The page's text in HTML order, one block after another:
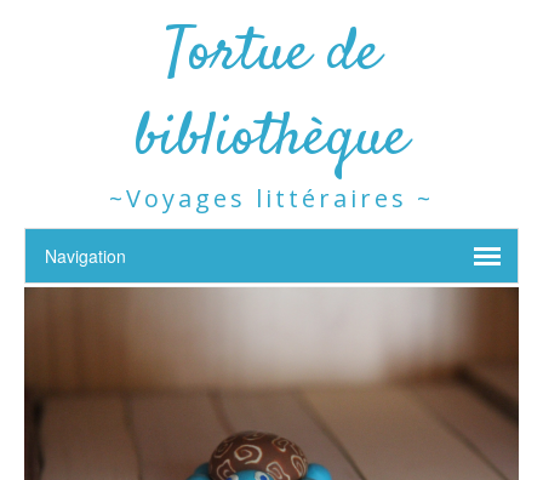
Tortue de
bibliothèque
~Voyages littéraires ~